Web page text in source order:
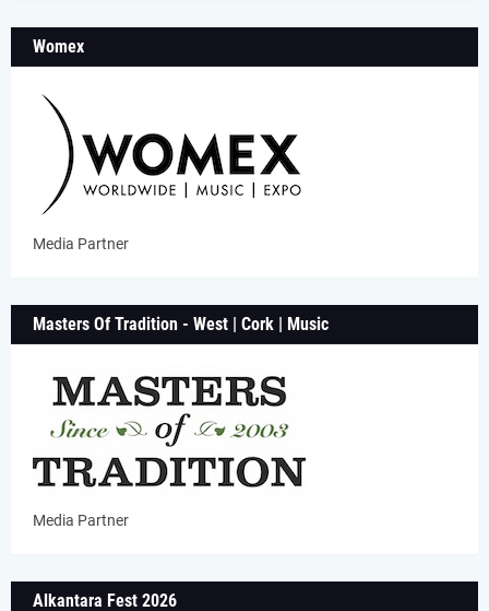
Womex
Media Partner
Masters Of Tradition - West | Cork | Music
Media Partner
Alkantara Fest 2026